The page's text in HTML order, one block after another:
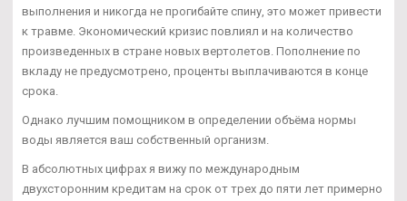
выполнения и никогда не прогибайте спину, это может привести
к травме. Экономический кризис повлиял и на количество
произведенных в стране новых вертолетов. Пополнение по
вкладу не предусмотрено, проценты выплачиваются в конце
срока.
Однако лучшим помощником в определении объёма нормы
воды является ваш собственный организм.
В абсолютных цифрах я вижу по международным
двухсторонним кредитам на срок от трех до пяти лет примерно